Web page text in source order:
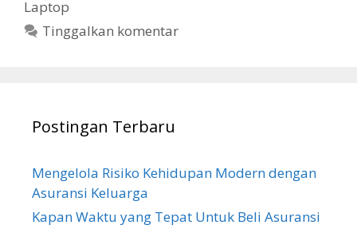
Laptop
Tinggalkan komentar
Postingan Terbaru
Mengelola Risiko Kehidupan Modern dengan
Asuransi Keluarga
Kapan Waktu yang Tepat Untuk Beli Asuransi